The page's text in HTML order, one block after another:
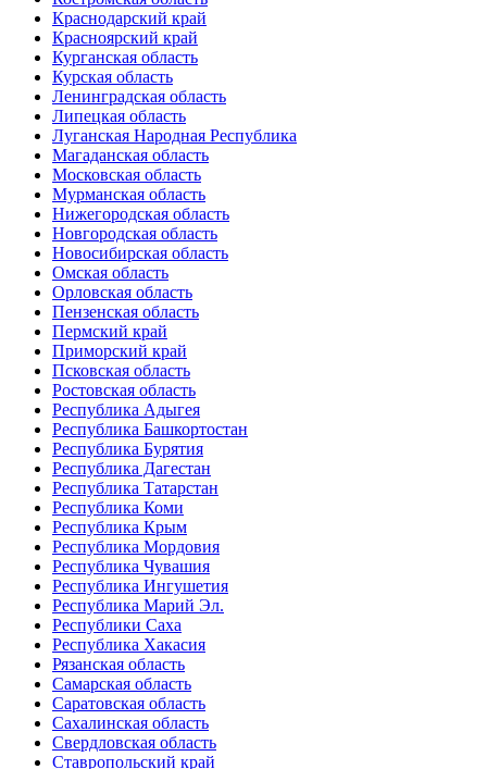
Краснодарский край
Красноярский край
Курганская область
Курская область
Ленинградская область
Липецкая область
Луганская Народная Республика
Магаданская область
Московская область
Мурманская область
Нижегородская область
Новгородская область
Новосибирская область
Омская область
Орловская область
Пензенская область
Пермский край
Приморский край
Псковская область
Ростовская область
Республика Адыгея
Республика Башкортостан
Республика Бурятия
Республика Дагестан
Республика Татарстан
Республика Коми
Республика Крым
Республика Мордовия
Республика Чувашия
Республика Ингушетия
Республика Марий Эл.
Республики Саха
Республика Хакасия
Рязанская область
Самарская область
Саратовская область
Сахалинская область
Свердловская область
Ставропольский край